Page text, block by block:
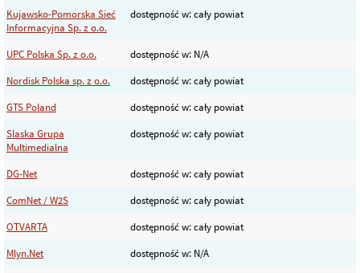
Kujawsko-Pomorska Sieć
Informacyjna Sp. z o.o.
dostępność w: cały powiat
UPC Polska Sp. z o.o.
dostępność w: N/A
Nordisk Polska sp. z o.o.
dostępność w: cały powiat
GTS Poland
dostępność w: cały powiat
Slaska Grupa
Multimedialna
dostępność w: cały powiat
DG-Net
dostępność w: cały powiat
ComNet / W2S
dostępność w: cały powiat
OTVARTA
dostępność w: cały powiat
Mlyn.Net
dostępność w: N/A